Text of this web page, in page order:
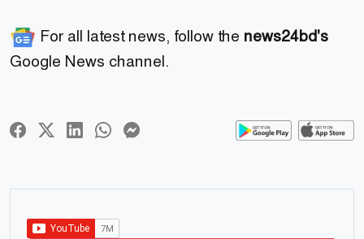
For all latest news, follow the news24bd's
Google News channel.